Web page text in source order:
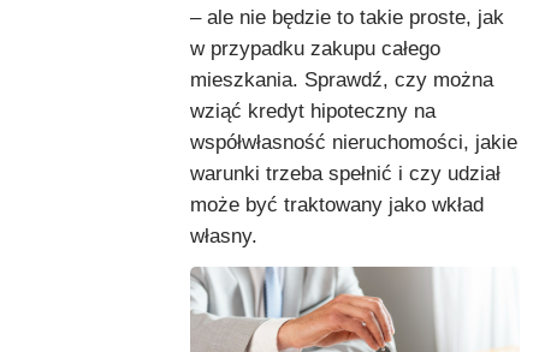
– ale nie będzie to takie proste, jak
w przypadku zakupu całego
mieszkania. Sprawdź, czy można
wziąć kredyt hipoteczny na
współwłasność nieruchomości, jakie
warunki trzeba spełnić i czy udział
może być traktowany jako wkład
własny.